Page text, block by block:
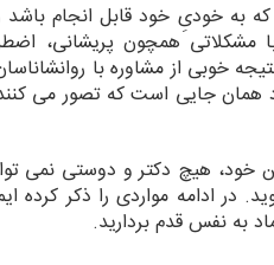
به خودیِ خود قابل انجام باشد
مشکلاتی همچون پریشانی،
خوبی از مشاوره با
همان جایی است که تصور می
هیچ دکتر و دوستی نمی
ادامه مواردی را ذکر کرده
به نفس قدم بردارید.